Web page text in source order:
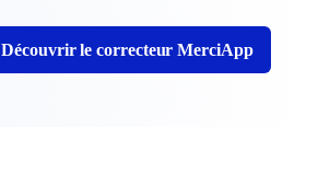
Découvrir le correcteur MerciApp